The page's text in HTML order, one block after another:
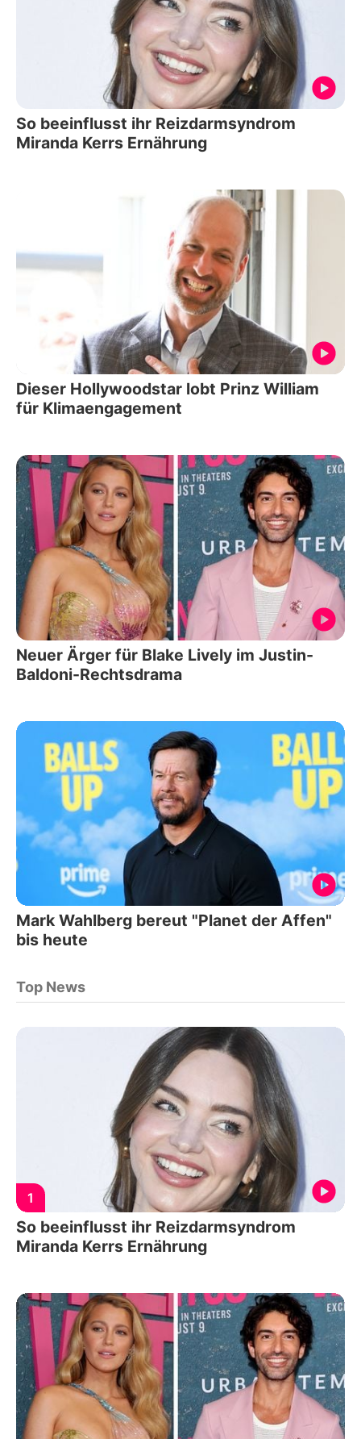
So beeinflusst ihr Reizdarmsyndrom
Miranda Kerrs Ernährung
Dieser Hollywoodstar lobt Prinz William
für Klimaengagement
Neuer Ärger für Blake Lively im Justin-
Baldoni-Rechtsdrama
Mark Wahlberg bereut "Planet der Affen"
bis heute
Top News
1
So beeinflusst ihr Reizdarmsyndrom
Miranda Kerrs Ernährung